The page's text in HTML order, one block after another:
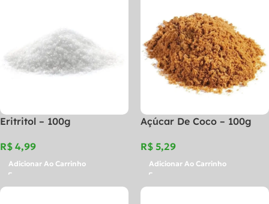
Eritritol – 100g
R$
Adicionar Ao Carrinho
Açúcar De Coco – 100g
R$
Adicionar Ao Carrinho